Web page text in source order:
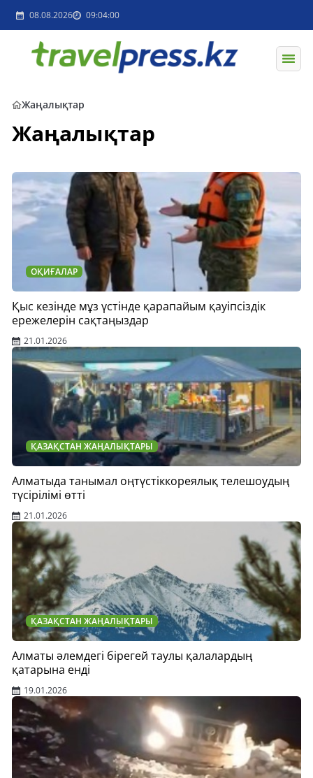
08.08.2026 09:04:00
Жаңалықтар
Жаңалықтар
ОҚИҒАЛАР
Қыс кезінде мұз үстінде қарапайым қауіпсіздік
ережелерін сақтаңыздар
21.01.2026
ҚАЗАҚСТАН ЖАҢАЛЫҚТАРЫ
Алматыда танымал оңтүстіккореялық телешоудың
түсірілімі өтті
21.01.2026
ҚАЗАҚСТАН ЖАҢАЛЫҚТАРЫ
Алматы әлемдегі бірегей таулы қалалардың
қатарына енді
19.01.2026